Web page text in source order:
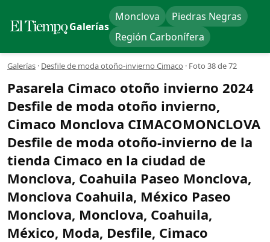
Galerías
Monclova
Piedras Negras
Región Carbonífera
Galerías · Desfile de moda otoño-invierno Cimaco · Foto 38 de 72
Pasarela Cimaco otoño invierno 2024
Desfile de moda otoño invierno,
Cimaco Monclova CIMACOMONCLOVA
Desfile de moda otoño-invierno de la
tienda Cimaco en la ciudad de
Monclova, Coahuila Paseo Monclova,
Monclova Coahuila, México Paseo
Monclova, Monclova, Coahuila,
México, Moda, Desfile, Cimaco